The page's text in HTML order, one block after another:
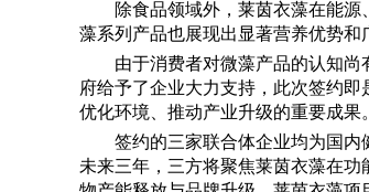
除食品领域外，莱茵衣藻在能
藻系列产品也展现出显著营养优势和
由于消费者对微藻产品的认知
府给予了企业大力支持，此次签约即
优化环境、推动产业升级的重要成果。
签约的三家联合体企业均为国内
未来三年，三方将聚焦莱茵衣藻在